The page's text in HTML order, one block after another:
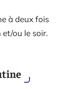
à deux fois
ou le soir.